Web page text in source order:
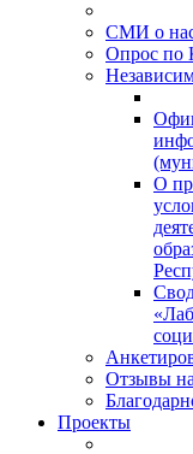
СМИ о
Опрос
О
Отзывы
Проекты